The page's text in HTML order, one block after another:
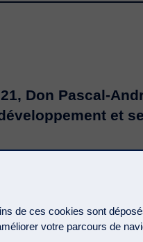
Don Pascal-
et
de ces cookies sont
votre parcours de